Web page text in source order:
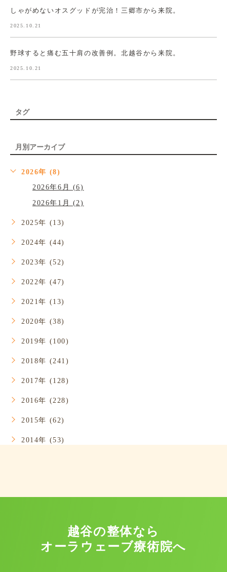
しゃがめないオスグッドが完治！三郷市から来院。
2025.10.21
野球すると痛む五十肩の改善例。北越谷から来院。
2025.10.21
タグ
月別アーカイブ
2026年 (8)
2026年6月 (6)
2026年1月 (2)
2025年 (13)
2024年 (44)
2023年 (52)
2022年 (47)
2021年 (13)
2020年 (38)
2019年 (100)
2018年 (241)
2017年 (128)
2016年 (228)
2015年 (62)
2014年 (53)
越谷の整体なら
オーラウェーブ療術院へ